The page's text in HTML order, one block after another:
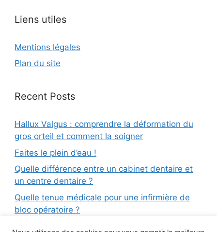
Liens utiles
Mentions légales
Plan du site
Recent Posts
Hallux Valgus : comprendre la déformation du
gros orteil et comment la soigner
Faites le plein d’eau !
Quelle différence entre un cabinet dentaire et
un centre dentaire ?
Quelle tenue médicale pour une infirmière de
bloc opératoire ?